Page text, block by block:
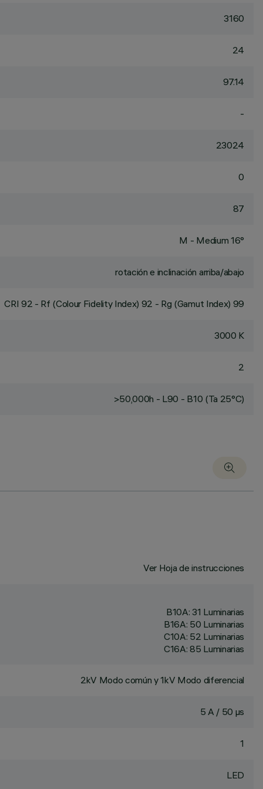
3160
24
97.14
-
23024
0
87
M - Medium 16°
rotación e inclinación arriba/abajo
CRI 92 - Rf (Colour Fidelity Index) 92 - Rg (Gamut Index) 99
3000 K
2
>50,000h - L90 - B10 (Ta 25°C)
Ver Hoja de instrucciones
B10A: 31 Luminarias
B16A: 50 Luminarias
C10A: 52 Luminarias
C16A: 85 Luminarias
2kV Modo común y 1kV Modo diferencial
5 A / 50 µs
1
LED